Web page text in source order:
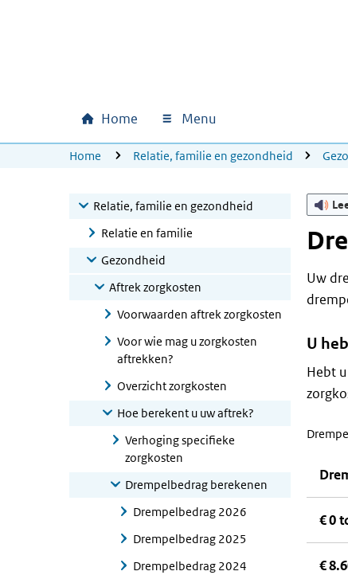
Hoofdnavigatie
Home Menu
U bevindt zich hier:
Home Relatie, familie en gezondheid
Relatie, familie en gezondheid
Relatie en familie
Gezondheid
Aftrek zorgkosten
Voorwaarden aftrek zorgkosten
Voor wie mag u zorgkosten
aftrekken?
Overzicht zorgkosten
Hoe berekent u uw aftrek?
Verhoging specifieke
zorgkosten
Drempelbedrag berekenen
Drempelbedrag 2026
Drempelbedrag 2025
Drempelbedrag 2024
Uw
U
Hebt
€ 0
€